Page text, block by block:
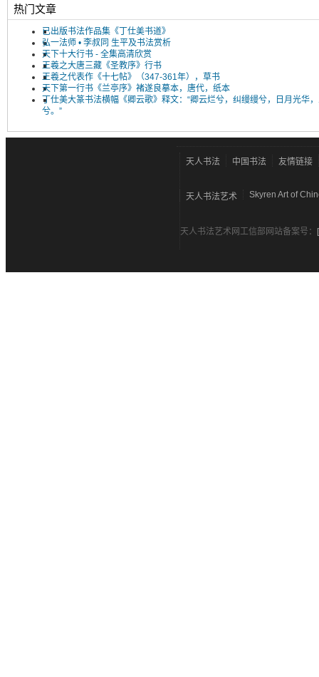
热门文章
已出版书法作品集《丁仕美书道》
弘一法师 • 李叔同 生平及书法赏析
天下十大行书 - 全集高清欣赏
王羲之大唐三藏《圣教序》行书
王羲之代表作《十七帖》（347-361年），草书
天下第一行书《兰亭序》褚遂良摹本，唐代，纸本
丁仕美大篆书法横幅《卿云歌》释文：“卿云烂兮，纠缦缦兮，日月光华
兮。”
天人书法 中国书法 友情链接
天人书法艺术 Skyren Art of
天人书法艺术网工信部网站备案号：